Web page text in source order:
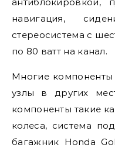
навигация,
стереосистема с
по 80 ватт на канал.
Многие компоненты
узлы в других
компоненты такие
колеса, система
багажник Honda